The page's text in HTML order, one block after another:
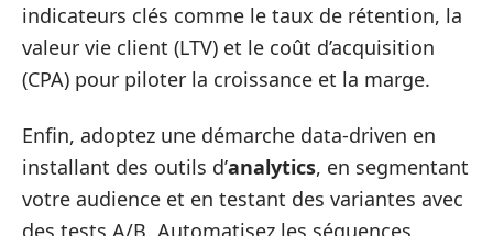
indicateurs clés comme le taux de rétention, la
valeur vie client (LTV) et le coût d’acquisition
(CPA) pour piloter la croissance et la marge.
Enfin, adoptez une démarche data-driven en
installant des outils d’analytics, en segmentant
votre audience et en testant des variantes avec